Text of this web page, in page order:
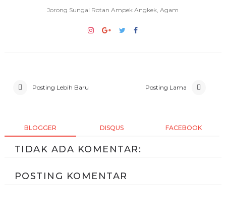
Jorong Sungai Rotan Ampek Angkek, Agam
Posting Lebih Baru Posting Lama
BLOGGER DISQUS FACEBOOK
TIDAK ADA KOMENTAR:
POSTING KOMENTAR